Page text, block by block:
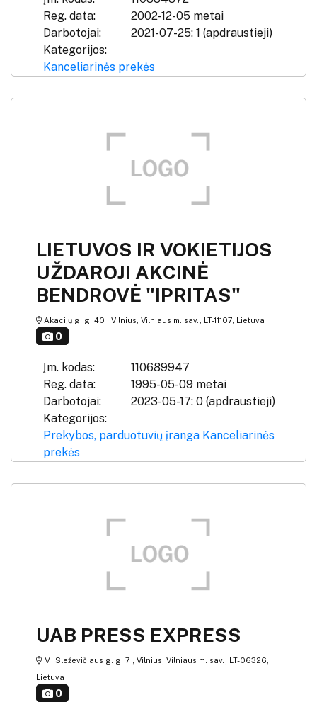
Reg. data:
2002-12-05 metai
Darbotojai:
2021-07-25: 1 (apdraustieji)
Kategorijos:
Kanceliarinės prekės
LIETUVOS IR VOKIETIJOS
UŽDAROJI AKCINĖ
BENDROVĖ "IPRITAS"
Akacijų g. g. 40 , Vilnius, Vilniaus m. sav., LT-11107, Lietuva
0
Įm. kodas:
110689947
Reg. data:
1995-05-09 metai
Darbotojai:
2023-05-17: 0 (apdraustieji)
Kategorijos:
Prekybos, parduotuvių įranga Kanceliarinės
prekės
UAB PRESS EXPRESS
M. Sleževičiaus g. g. 7 , Vilnius, Vilniaus m. sav., LT-06326,
Lietuva
0